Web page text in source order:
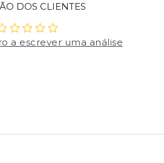
DOS CLIENTES
a escrever uma análise